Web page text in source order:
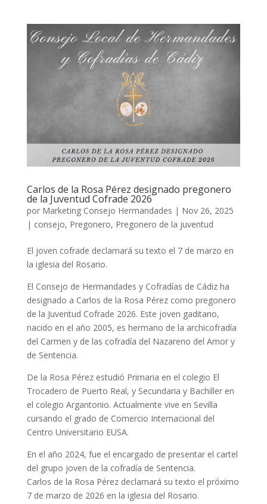
Carlos de la Rosa Pérez designado pregonero
de la Juventud Cofrade 2026
por Marketing Consejo Hermandades | Nov 26, 2025
| consejo, Pregonero, Pregonero de la juventud
El joven cofrade declamará su texto el 7 de marzo en
la iglesia del Rosario.
El Consejo de Hermandades y Cofradías de Cádiz ha
designado a Carlos de la Rosa Pérez como pregonero
de la Juventud Cofrade 2026. Este joven gaditano,
nacido en el año 2005, es hermano de la archicofradía
del Carmen y de las cofradía del Nazareno del Amor y
de Sentencia.
De la Rosa Pérez estudió Primaria en el colegio El
Trocadero de Puerto Real, y Secundaria y Bachiller en
el colegio Argantonio. Actualmente vive en Sevilla
cursando el grado de Comercio Internacional del
Centro Universitario EUSA.
En el año 2024, fue el encargado de presentar el cartel
del grupo joven de la cofradía de Sentencia.
Carlos de la Rosa Pérez declamará su texto el próximo
7 de marzo de 2026 en la iglesia del Rosario.